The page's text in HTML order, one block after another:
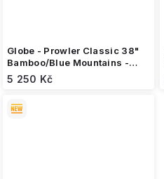
Globe - Prowler Classic 38"
Bamboo/Blue Mountains -
longboard
5 250 Kč